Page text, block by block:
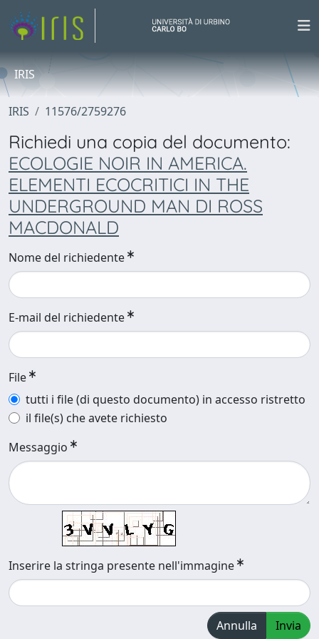
IRIS
IRIS 11576/2759276
Richiedi una copia del documento:
ECOLOGIE NOIR IN AMERICA.
ELEMENTI ECOCRITICI IN THE
UNDERGROUND MAN DI ROSS
MACDONALD
Nome del richiedente
E-mail del richiedente
File
tutti i file (di questo documento) in accesso ristretto
il file(s) che avete richiesto
Messaggio
Inserire la stringa presente nell'immagine
Annulla Invia